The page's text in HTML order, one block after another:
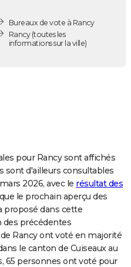
Bureaux de vote à Rancy
Rancy(toutes les
informations sur la ville)
pour Rancy sont affichés
sont d'ailleurs consultables
2026, avec le résultat des
le prochain aperçu des
proposé dans cette
des précédentes
Rancy ont voté en majorité
le canton de Cuiseaux au
65 personnes ont voté pour